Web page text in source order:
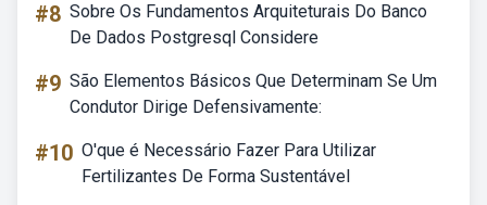
#8 Sobre Os Fundamentos Arquiteturais Do Banco
De Dados Postgresql Considere
#9 São Elementos Básicos Que Determinam Se Um
Condutor Dirige Defensivamente:
#10 O'que é Necessário Fazer Para Utilizar
Fertilizantes De Forma Sustentável